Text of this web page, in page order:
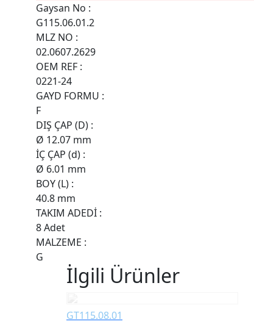
Gaysan No :
G115.06.01.2
MLZ NO :
02.0607.2629
OEM REF :
0221-24
GAYD FORMU :
F
DIŞ ÇAP (D) :
Ø 12.07 mm
İÇ ÇAP (d) :
Ø 6.01 mm
BOY (L) :
40.8 mm
TAKIM ADEDİ :
8 Adet
MALZEME :
G
İlgili Ürünler
GT115.08.01